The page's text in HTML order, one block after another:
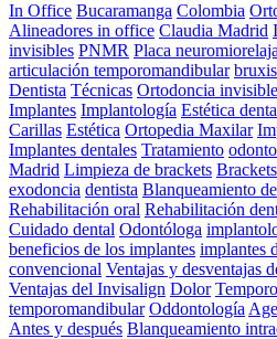
In Office Bucaramanga Colombia
Alineadores in office Claudia Madrid
invisibles PNMR Placa
articulación temporomandibular
Dentista Técnicas Ortodoncia invisible
Implantes Implantología Estética
Carillas Estética Ortopedia Maxilar
Implantes dentales Tratamiento
Madrid Limpieza de brackets Brackets
exodoncia dentista Blanqueamiento
Rehabilitación oral Rehabilitación
Cuidado dental Odontóloga
beneficios de los implantes implantes
convencional Ventajas y desventajas
Ventajas del Invisalign Dolor
temporomandibular Oddontología
Antes y después Blanqueamiento